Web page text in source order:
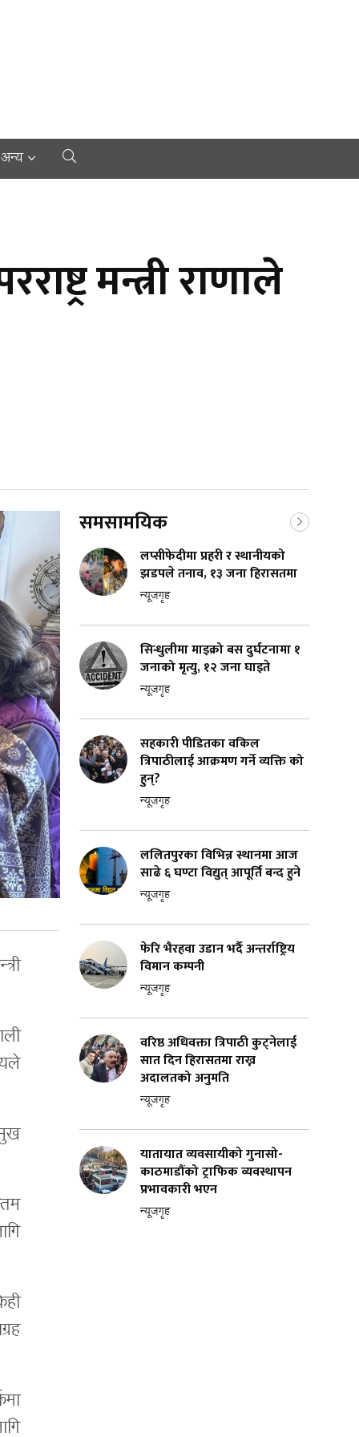
अन्य
मन्त्री राणाले
समसामयिक
लप्सीफेदीमा प्रहरी र स्थानीयको
झडपले तनाव, १३ जना हिरासतमा
न्यूजगृह
सिन्धुलीमा माइक्रो बस दुर्घटनामा १
जनाको मृत्यु, १२ जना घाइते
न्यूजगृह
सहकारी पीडितका वकिल
त्रिपाठीलाई आक्रमण गर्ने व्यक्ति को
हुन्?
न्यूजगृह
ललितपुरका विभिन्न स्थानमा आज
साढे ६ घण्टा विद्युत् आपूर्ति बन्द हुने
न्यूजगृह
फेरि भैरहवा उडान भर्दै अन्तर्राष्ट्रिय
विमान कम्पनी
न्यूजगृह
वरिष्ठ अधिवक्ता त्रिपाठी कुट्नेलाई
सात दिन हिरासतमा राख्न
अदालतको अनुमति
न्यूजगृह
यातायात व्यवसायीको गुनासो-
काठमाडौंको ट्राफिक व्यवस्थापन
प्रभावकारी भएन
न्यूजगृह